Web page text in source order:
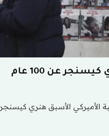
عن 100 عام
الأميركي الأسبق هنري كيسنجر